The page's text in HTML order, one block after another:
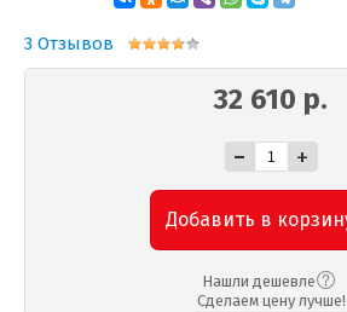
3 Отзывов
32 610 р.
- +
Добавить в
Нашли дешевле
Сделаем цену лучше!